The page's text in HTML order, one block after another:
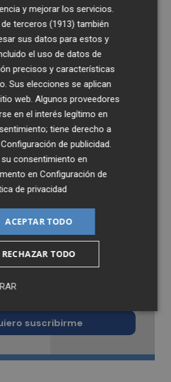
la actualidad de
suscribirme
y mejorar los servicios.
terceros (1913) también
sus datos para estos y
el uso de datos de
precisos y características
Sus elecciones se aplican
web. Algunos proveedores
en el interés legítimo en
tiene derecho a
Configuración de publicidad.
consentimiento en
enConfiguración de
de privacidad
ACEPTAR TODO
RECHAZAR TODO